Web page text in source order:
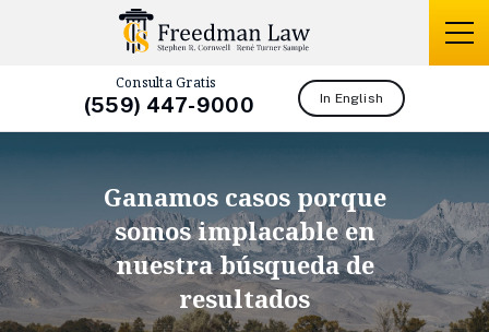
Consulta Gratis
(559) 447-9000 In English
Ganamos casos porque
somosimplacable en
nuestra búsqueda de
resultados